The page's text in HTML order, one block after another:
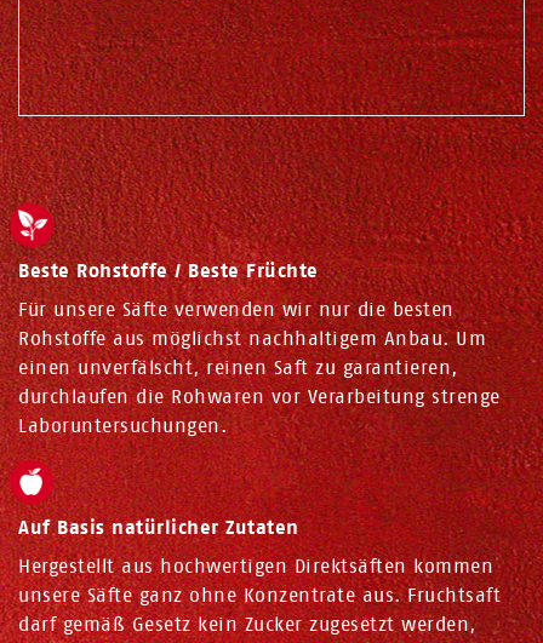
Beste Rohstoffe / Beste Früchte
Für unsere Säfte verwenden wir nur die besten
Rohstoffe aus möglichst nachhaltigem Anbau. Um
einen unverfälscht, reinen Saft zu garantieren,
durchlaufen die Rohwaren vor Verarbeitung strenge
Laboruntersuchungen.
Auf Basis natürlicher Zutaten
Hergestellt aus hochwertigen Direktsäften kommen
unsere Säfte ganz ohne Konzentrate aus. Fruchtsaft
darf gemäß Gesetz kein Zucker zugesetzt werden,